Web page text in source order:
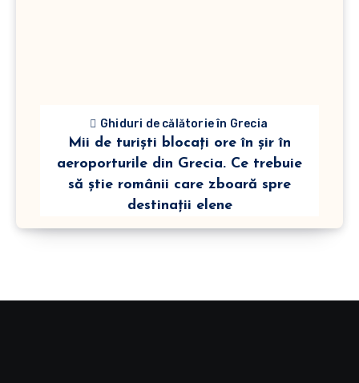
Ghiduri de călătorie în Grecia
Mii de turiști blocați ore în șir în
aeroporturile din Grecia. Ce trebuie
să știe românii care zboară spre
destinații elene